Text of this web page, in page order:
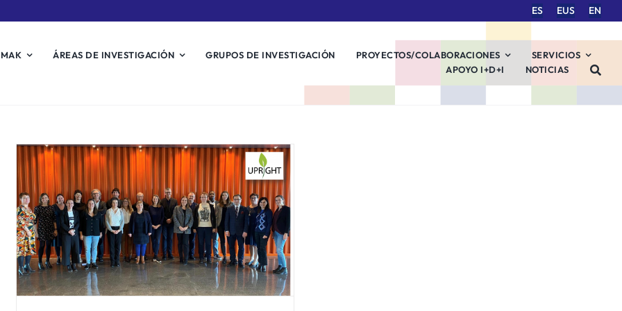
ES EUS EN
ÁREAS DE INVESTIGACIÓN GRUPOS DE INVESTIGACIÓN PROYECTOS/COLABORACIONES
SERVICIOS
APOYO I+D+I
NOTICIAS